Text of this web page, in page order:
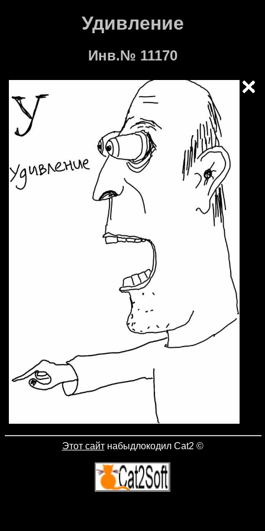
Удивление
Инв.№ 11170
Этот сайтнабыдлокодил Cat2 ©